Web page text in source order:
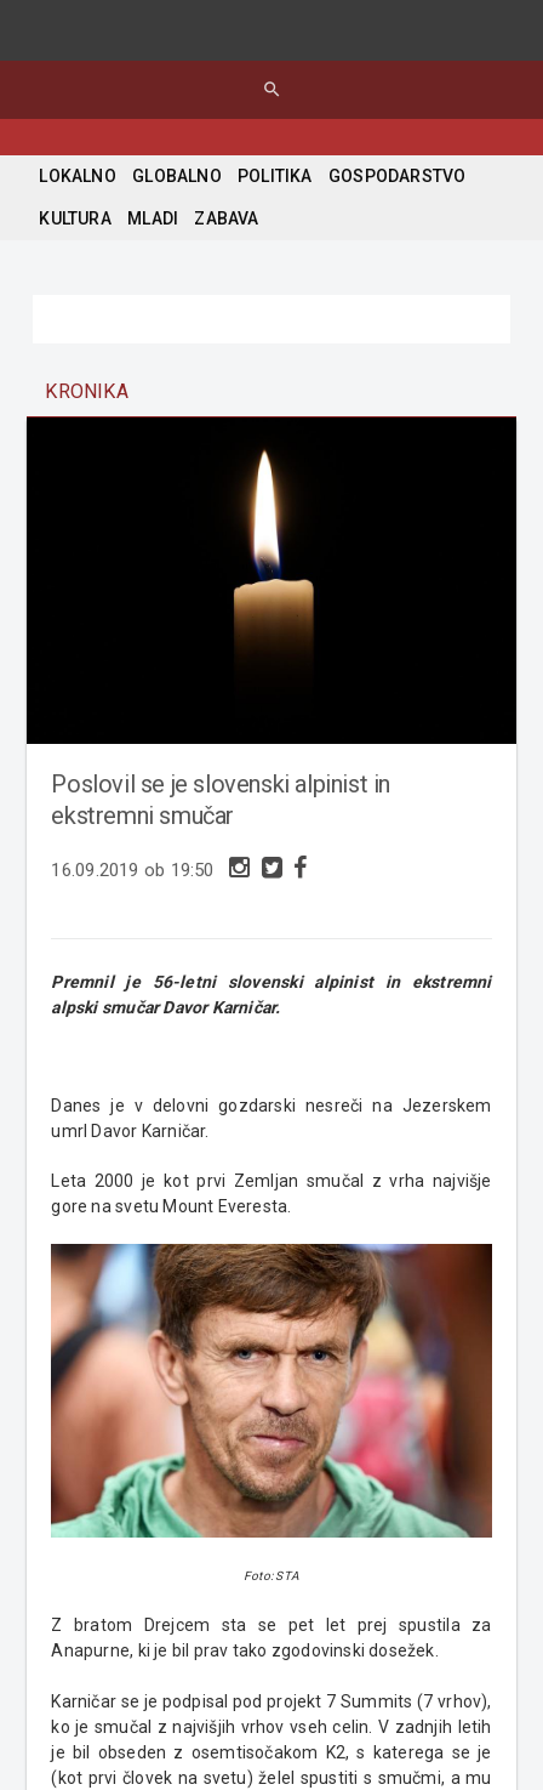
search
LOKALNO GLOBALNO POLITIKA GOSPODARSTVO
KULTURA MLADI ZABAVA
KRONIKA
Poslovil se je slovenski alpinist in
ekstremni smučar
16.09.2019 ob 19:50
Premnil je 56-letni slovenski alpinist in ekstremni
alpski smučar Davor Karničar.
Danes je v delovni gozdarski nesreči na Jezerskem
umrl Davor Karničar.
Leta 2000 je kot prvi Zemljan smučal z vrha najvišje
gore na svetu Mount Everesta.
Foto: STA
Z bratom Drejcem sta se pet let prej spustila za
Anapurne, ki je bil prav tako zgodovinski dosežek.
Karničar se je podpisal pod projekt 7 Summits (7 vrhov),
ko je smučal z najvišjih vrhov vseh celin. V zadnjih letih
je bil obseden z osemtisočakom K2, s katerega se je
(kot prvi človek na svetu) želel spustiti s smučmi, a mu